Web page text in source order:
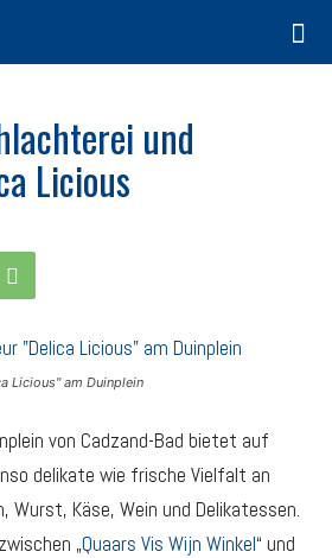
und
Licious
Licious" am Duinplein
von Cadzand-Bad bietet auf
delikate wie frische Vielfalt an
Wurst, Käse, Wein und Delikatessen.
„Quaars Vis Wijn Winkel“ und